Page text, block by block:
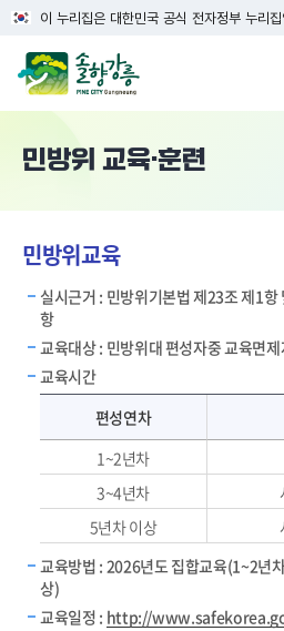
이 누리집은 대한민국 공식 전자정부 누리
민방위 교육·훈련
민방위교육
실시근거 : 민방위기본법 제23조 제1
항
교육대상 : 민방위대 편성자중 교육면
교육시간
편성연차
1~2년차
3~4년차
5년차 이상
교육방법 : 2026년도 집합교육(1~2년
상)
교육일정 : http://